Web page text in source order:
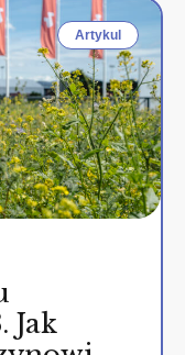
Artykul
Jak